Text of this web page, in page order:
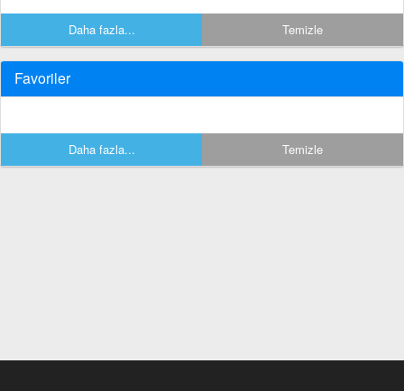
Daha fazla... Temizle
Favoriler
Daha fazla... Temizle